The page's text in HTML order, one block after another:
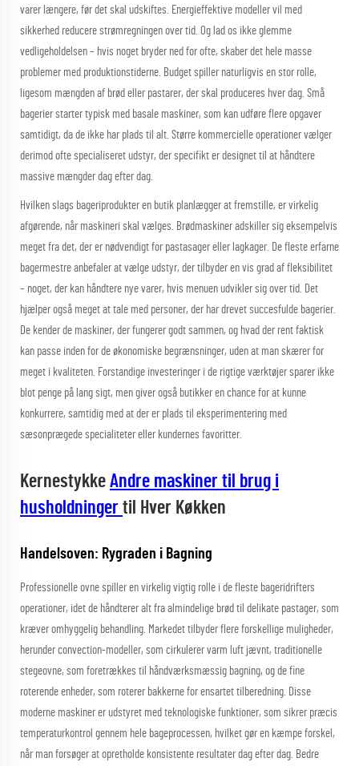
varer længere, før det skal udskiftes. Energieffektive modeller vil med
sikkerhed reducere strømregningen over tid. Og lad os ikke glemme
vedligeholdelsen – hvis noget bryder ned for ofte, skaber det hele masse
problemer med produktionstiderne. Budget spiller naturligvis en stor rolle,
ligesom mængden af brød eller pastarer, der skal produceres hver dag. Små
bagerier starter typisk med basale maskiner, som kan udføre flere opgaver
samtidigt, da de ikke har plads til alt. Større kommercielle operationer vælger
derimod ofte specialiseret udstyr, der specifikt er designet til at håndtere
massive mængder dag efter dag.
Hvilken slags bageriprodukter en butik planlægger at fremstille, er virkelig
afgørende, når maskineri skal vælges. Brødmaskiner adskiller sig eksempelvis
meget fra det, der er nødvendigt for pastasager eller lagkager. De fleste erfarne
bagermestre anbefaler at vælge udstyr, der tilbyder en vis grad af fleksibilitet
– noget, der kan håndtere nye varer, hvis menuen udvikler sig over tid. Det
hjælper også meget at tale med personer, der har drevet succesfulde bagerier.
De kender de maskiner, der fungerer godt sammen, og hvad der rent faktisk
kan passe inden for de økonomiske begrænsninger, uden at man skærer for
meget i kvaliteten. Forstandige investeringer i de rigtige værktøjer sparer ikke
blot penge på lang sigt, men giver også butikker en chance for at kunne
konkurrere, samtidig med at der er plads til eksperimentering med
sæsonprægede specialiteter eller kundernes favoritter.
Kernestykke Andre maskiner til brug i
husholdninger til Hver Køkken
Handelsoven: Rygraden i Bagning
Professionelle ovne spiller en virkelig vigtig rolle i de fleste bageridrifters
operationer, idet de håndterer alt fra almindelige brød til delikate pastager, som
kræver omhyggelig behandling. Markedet tilbyder flere forskellige muligheder,
herunder convection-modeller, som cirkulerer varm luft jævnt, traditionelle
stegeovne, som foretrækkes til håndværksmæssig bagning, og de fine
roterende enheder, som roterer bakkerne for ensartet tilberedning. Disse
moderne maskiner er udstyret med teknologiske funktioner, som sikrer præcis
temperaturkontrol gennem hele bageprocessen, hvilket gør en kæmpe forskel,
når man forsøger at opretholde konsistente resultater dag efter dag. Bedre